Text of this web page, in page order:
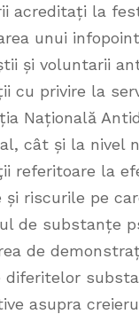
acreditați la
unui
și voluntarii
cu privire la
Națională
cât și la nivel
referitoare la
și riscurile pe
de substanțe
de
diferitelor
asupra